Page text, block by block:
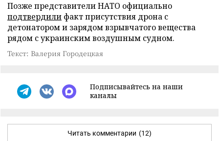
Позже представители НАТО официально
подтвердили факт присутствия дрона с
детонатором и зарядом взрывчатого вещества
рядом с украинским воздушным судном.
Текст: Валерия Городецкая
Подписывайтесь на наши
каналы
Читать комментарии (12)